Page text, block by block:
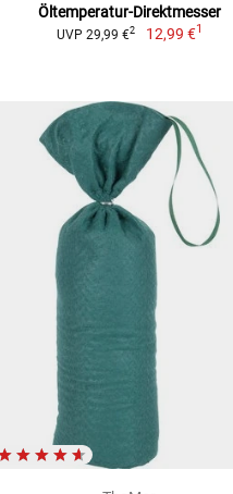
Öltemperatur-Direktmesser
UVP 29,99 €2 12,99 €1